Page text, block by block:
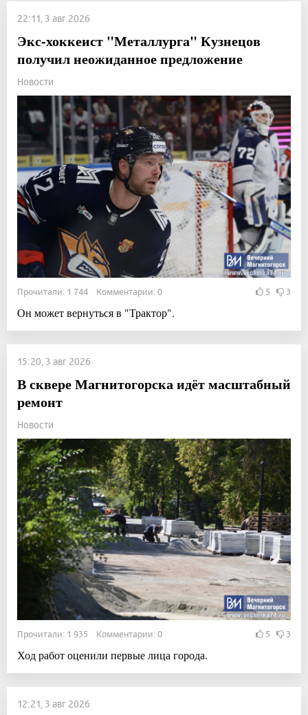
22:11, 3 авг 2026
Экс-хоккеист "Металлурга" Кузнецов
получил неожиданное предложение
Новости
Прочитали: 1 744 Комментарии: 0 5 3
Он может вернуться в "Трактор".
15:20, 3 авг 2026
В сквере Магнитогорска идёт масштабный
ремонт
Новости
Прочитали: 1 935 Комментарии: 0 5 3
Ход работ оценили первые лица города.
12:21, 3 авг 2026